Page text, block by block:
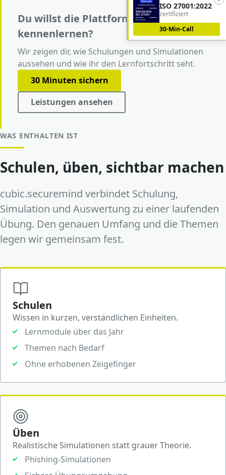
Du willst die Plattform vorab
kennenlernen?
Wir zeigen dir, wie Schulungen und Simulationen
aussehen und wie ihr den Lernfortschritt seht.
30 Minuten sichern
Leistungen ansehen
WAS ENTHALTEN IST
Schulen, üben, sichtbar machen
cubic.securemind verbindet Schulung,
Simulation und Auswertung zu einer laufenden
Übung. Den genauen Umfang und die Themen
legen wir gemeinsam fest.
Schulen
Wissen in kurzen, verständlichen Einheiten.
Lernmodule über das Jahr
Themen nach Bedarf
Ohne erhobenen Zeigefinger
Üben
Realistische Simulationen statt grauer Theorie.
Phishing-Simulationen
ISO 27001:2022
zertifiziert
30-Min-Call